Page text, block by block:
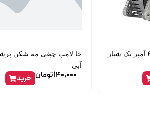
دینام کامل پراید 65 آمپر تک شیار
جا لامپ چپقی مه شکن
آبی
140,000تومان خرید